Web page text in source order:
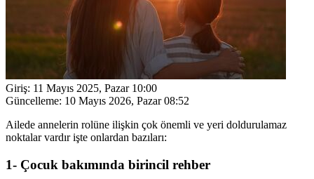
Giriş: 11 Mayıs 2025, Pazar 10:00
Güncelleme: 10 Mayıs 2026, Pazar 08:52
Ailede annelerin rolüne ilişkin çok önemli ve yeri doldurulamaz
noktalar vardır işte onlardan bazıları:
1- Çocuk bakımında birincil rehber